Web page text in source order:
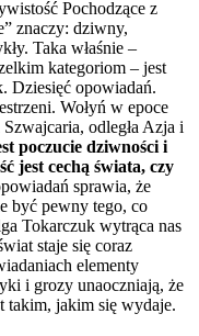
Pochodzące z
znaczy: dziwny,
Taka właśnie –
kategoriom – jest
Dziesięć opowiadań.
Wołyń w epoce
odległa Azja i
poczucie dziwności i
jest cechą świata, czy
sprawia, że
być pewny tego, co
Tokarczuk wytrąca nas
staje się coraz
elementy
i grozy unaoczniają, że
takim, jakim się wydaje.